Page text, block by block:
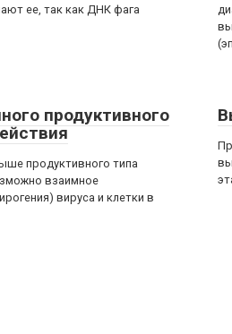
ее, так как ДНК фага
продуктивного
продуктивного типа
взаимное
вируса и клетки в